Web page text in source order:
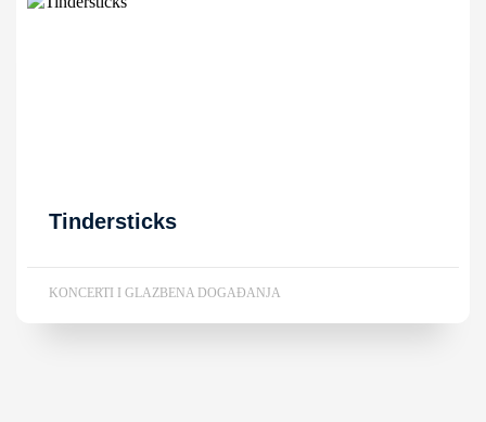
Tindersticks
KONCERTI I GLAZBENA DOGAĐANJA